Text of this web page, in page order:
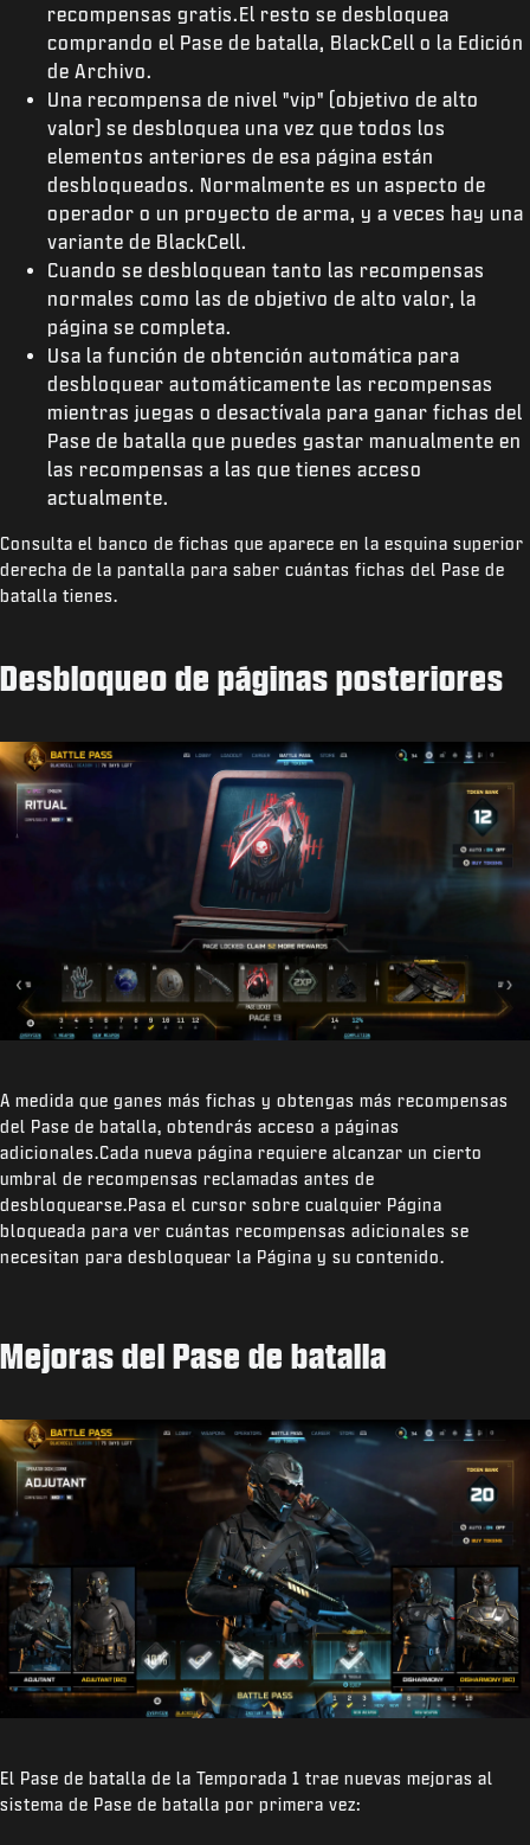
recompensas gratis.El resto se desbloquea
comprando el Pase de batalla, BlackCell o la Edición
de Archivo.
Una recompensa de nivel "vip" (objetivo de alto
valor) se desbloquea una vez que todos los
elementos anteriores de esa página están
desbloqueados. Normalmente es un aspecto de
operador o un proyecto de arma, y a veces hay una
variante de BlackCell.
Cuando se desbloquean tanto las recompensas
normales como las de objetivo de alto valor, la
página se completa.
Usa la función de obtención automática para
desbloquear automáticamente las recompensas
mientras juegas o desactívala para ganar fichas del
Pase de batalla que puedes gastar manualmente en
las recompensas a las que tienes acceso
actualmente.
Consulta el banco de fichas que aparece en la esquina superior
derecha de la pantalla para saber cuántas fichas del Pase de
batalla tienes.
Desbloqueo de páginas posteriores
A medida que ganes más fichas y obtengas más recompensas
del Pase de batalla, obtendrás acceso a páginas
adicionales.Cada nueva página requiere alcanzar un cierto
umbral de recompensas reclamadas antes de
desbloquearse.Pasa el cursor sobre cualquier Página
bloqueada para ver cuántas recompensas adicionales se
necesitan para desbloquear la Página y su contenido.
Mejoras del Pase de batalla
El Pase de batalla de la Temporada 1 trae nuevas mejoras al
sistema de Pase de batalla por primera vez: